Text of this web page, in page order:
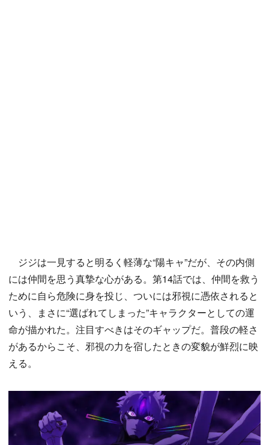
ジジは一見すると明るく軽薄な“陽キャ”だが、その内側
には仲間を思う真摯な心がある。第14話では、仲間を救う
ために自ら危険に身を投じ、ついには邪視に憑依されると
いう、まさに“選ばれてしまった”キャラクターとしての運
命が描かれた。注目すべきはそのギャップだ。普段の軽さ
があるからこそ、邪視の力を宿したときの変貌が鮮烈に映
える。